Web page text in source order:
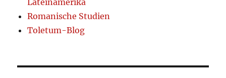
Romanische Studien
Toletum-Blog